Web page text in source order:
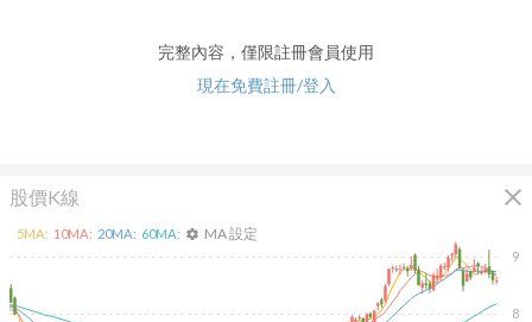
完整內容，僅限註冊會員使用
現在免費註冊/登入
股價K線 close
8
9
5MA: 10MA: 20MA: 60MA: settings MA 設定